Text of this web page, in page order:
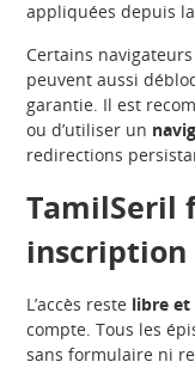
appliquées depuis la
Certains
peuvent aussi
garantie. Il est
ou d’utiliser un
redirections
TamilSeril
inscription
L’accès reste libre
compte. Tous les
sans formulaire ni